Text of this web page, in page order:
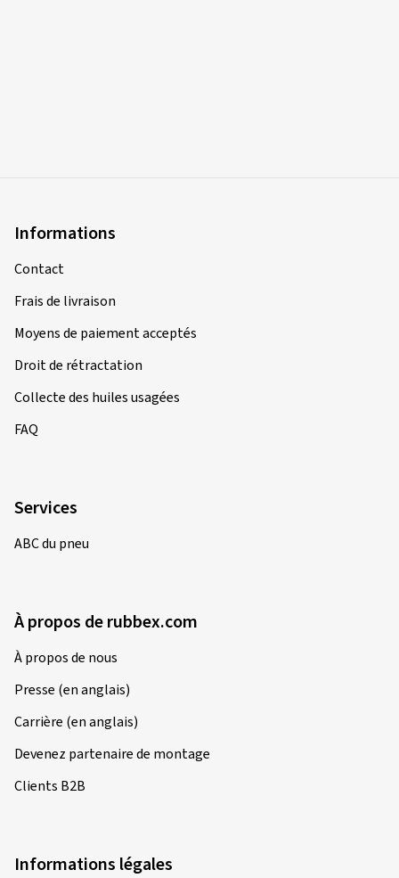
Informations
Contact
Frais de livraison
Moyens de paiement acceptés
Droit de rétractation
Collecte des huiles usagées
FAQ
Services
ABC du pneu
À propos de rubbex.com
À propos de nous
Presse (en anglais)
Carrière (en anglais)
Devenez partenaire de montage
Clients B2B
Informations légales